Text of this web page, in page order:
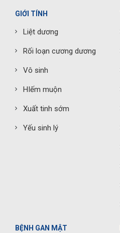
GIỚI TÍNH
Liệt dương
Rối loạn cương dương
Vô sinh
HIếm muộn
Xuất tinh sớm
Yếu sinh lý
BỆNH GAN MẬT